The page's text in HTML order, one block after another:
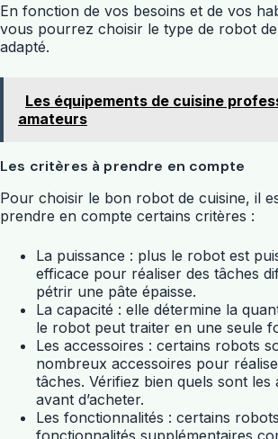
En fonction de vos besoins et de vos
vous pourrez choisir le type de robot
adapté.
Les équipements de cuisine
amateurs
Les critères à prendre en compte
Pour choisir le bon robot de cuisine, il
prendre en compte certains critères :
La puissance : plus le robot est
efficace pour réaliser des tâches
pétrir une pâte épaisse.
La capacité : elle détermine la
le robot peut traiter en une seule
Les accessoires : certains robots
nombreux accessoires pour
tâches. Vérifiez bien quels sont les
avant d’acheter.
Les fonctionnalités : certains
fonctionnalités supplémentaires